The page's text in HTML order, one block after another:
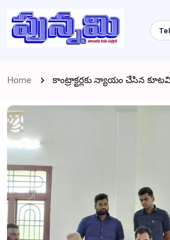
Home కాంట్రాక్టర్లకు న్యాయం చేసిన